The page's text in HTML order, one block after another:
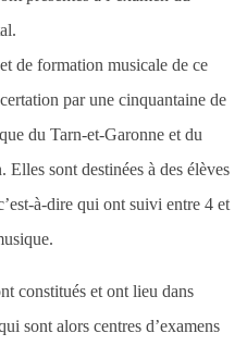
de formation musicale de ce
par une cinquantaine de
du Tarn-et-Garonne et du
sont destinées à des élèves
à-dire qui ont suivi entre 4 et
constitués et ont lieu dans
sont alors centres d’examens